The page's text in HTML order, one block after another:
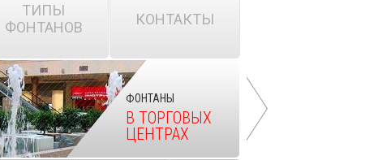
ТИПЫ
ФОНТАНОВ
КОНТАКТЫ
ФОНТАНЫ
В ТОРГОВЫХ
ЦЕНТРАХ